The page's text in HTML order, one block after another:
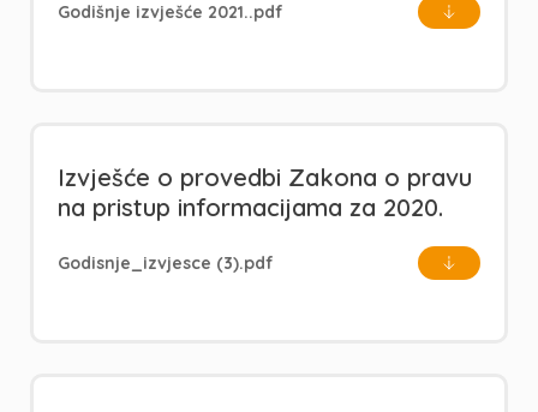
Godišnje izvješće 2021..pdf
Izvješće o provedbi Zakona o pravu
na pristup informacijama za 2020.
Godisnje_izvjesce (3).pdf